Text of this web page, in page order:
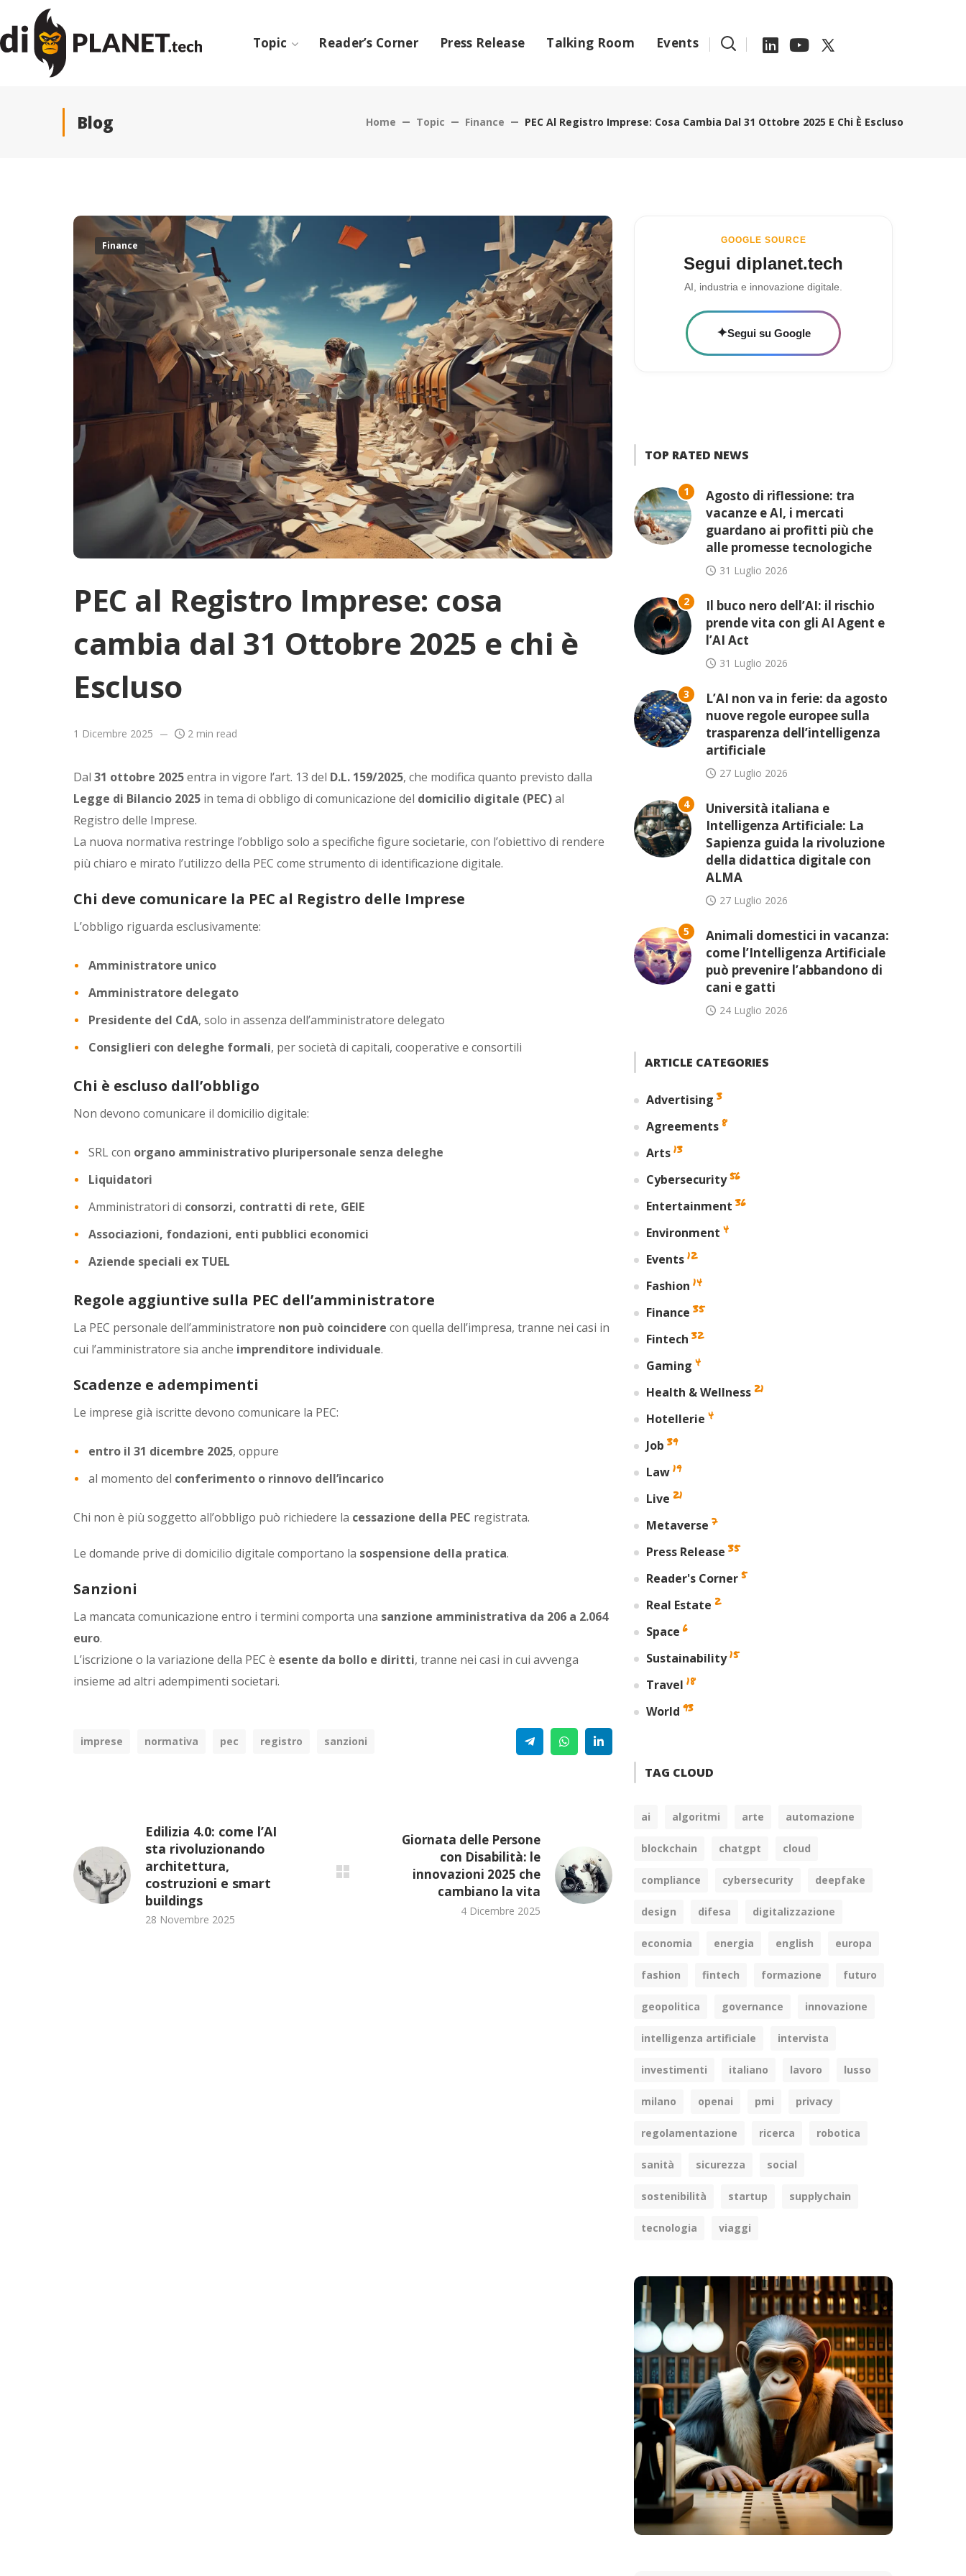
Topic Reader’s Corner Press Release Talking Room Events
Blog Home Topic Finance PEC Al Registro Imprese: Cosa Cambia Dal 31 Ottobre 2025 E Chi È Escluso
Finance
PEC al Registro Imprese: cosa
cambia dal 31 Ottobre 2025 e chi è
Escluso
1 Dicembre 2025 2 min read
Dal 31 ottobre 2025entra in vigore l’art. 13 del D.L. 159/2025, che modifica quanto previsto dalla
Legge di Bilancio 2025 in tema di obbligo di comunicazione del domicilio digitale (PEC)al
Registro delle Imprese.
La nuova normativa restringe l’obbligo solo a specifiche figure societarie, con l’obiettivo di rendere
più chiaro e mirato l’utilizzo della PEC come strumento di identificazione digitale.
Chi deve comunicare la PEC al Registro delle Imprese
L’obbligo riguarda esclusivamente:
Amministratore unico
Amministratore delegato
Presidente del CdA, solo in assenza dell’amministratore delegato
Consiglieri con deleghe formali, per società di capitali, cooperative e consortili
Chi è escluso dall’obbligo
Non devono comunicare il domicilio digitale:
SRL con organo amministrativo pluripersonale senza deleghe
Liquidatori
Amministratori di consorzi, contratti di rete, GEIE
Associazioni, fondazioni, enti pubblici economici
Aziende speciali ex TUEL
Regole aggiuntive sulla PEC dell’amministratore
La PEC personale dell’amministratore non può coincidere con quella dell’impresa, tranne nei casi in
cui l’amministratore sia anche imprenditore individuale.
Scadenze e adempimenti
Le imprese già iscritte devono comunicare la PEC:
entro il 31 dicembre 2025, oppure
al momento del conferimento o rinnovo dell’incarico
Chi non è più soggetto all’obbligo può richiedere la cessazione della PEC registrata.
Le domande prive di domicilio digitale comportano la sospensione della pratica.
Sanzioni
La mancata comunicazione entro i termini comporta una sanzione amministrativa da 206 a 2.064
euro.
L’iscrizione o la variazione della PEC è esente da bollo e diritti, tranne nei casi in cui avvenga
insieme ad altri adempimenti societari.
imprese normativa pec registro sanzioni TelegramWhatsApp
Edilizia 4.0: come l’AI
sta rivoluzionando
architettura,
costruzioni e smart
buildings
28 Novembre 2025
Giornata delle Persone
con Disabilità: le
innovazioni 2025 che
cambiano la vita
4 Dicembre 2025
GOOGLE SOURCE
Segui diplanet.tech
AI, industria e innovazione digitale.
✦Segui su Google
TOP RATED NEWS
1
Agosto di riflessione: tra
vacanze e AI, i mercati
guardano ai profitti più che
alle promesse tecnologiche
31 Luglio 2026
2
Il buco nero dell’AI: il rischio
prende vita con gli AI Agent e
l’AI Act
31 Luglio 2026
3
L’AI non va in ferie: da agosto
nuove regole europee sulla
trasparenza dell’intelligenza
artificiale
27 Luglio 2026
4
Università italiana e
Intelligenza Artificiale: La
Sapienza guida la rivoluzione
della didattica digitale con
ALMA
27 Luglio 2026
5
Animali domestici in vacanza:
come l’Intelligenza Artificiale
può prevenire l’abbandono di
cani e gatti
24 Luglio 2026
ARTICLE CATEGORIES
Advertising 3
Agreements 8
Arts 13
Cybersecurity 56
Entertainment 36
Environment 4
Events 12
Fashion 14
Finance 35
Fintech 32
Gaming 4
Health & Wellness 21
Hotellerie 4
Job 39
Law 19
Live 21
Metaverse 7
Press Release 35
Reader's Corner 5
Real Estate 2
Space 6
Sustainability 15
Travel 18
World 93
TAG CLOUD
ai algoritmi arte automazione
blockchain chatgpt cloud
compliance cybersecurity deepfake
design difesa digitalizzazione
economia energia english europa
fashion fintech formazione futuro
geopolitica governance innovazione
intelligenza artificiale intervista
investimenti italiano lavoro lusso
milano openai pmi privacy
regolamentazione ricerca robotica
sanità sicurezza social
sostenibilità startup supplychain
tecnologia viaggi